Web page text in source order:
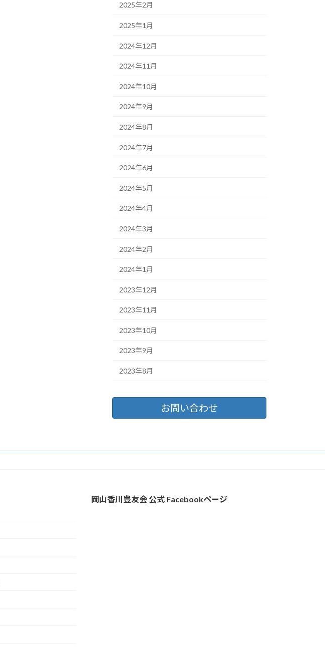
2025年2月
2025年1月
2024年12月
2024年11月
2024年10月
2024年9月
2024年8月
2024年7月
2024年6月
2024年5月
2024年4月
2024年3月
2024年2月
2024年1月
2023年12月
2023年11月
2023年10月
2023年9月
2023年8月
お問い合わせ
岡山香川豊友会 公式 Facebookページ